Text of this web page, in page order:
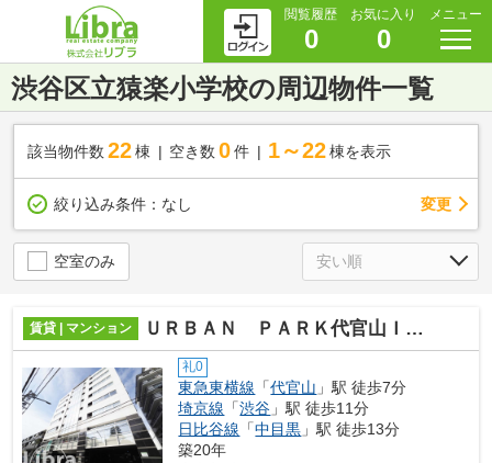
閲覧履歴
0
お気に入り
0
メニュー
渋谷区立猿楽小学校の周辺物件一覧
該当物件数 22棟 空き数 0 件 1～22 棟を表示
絞り込み条件： なし 変更
空室のみ
賃貸 | マンション ＵＲＢＡＮ ＰＡＲＫ代官山Ｉ／ＵＲＢＡＮ ＰＡＲＫ代官山ＩＩ
礼0
東急東横線 「代官山 」駅 徒歩7分
埼京線 「渋谷 」駅 徒歩11分
日比谷線 「中目黒 」駅 徒歩13分
築20年